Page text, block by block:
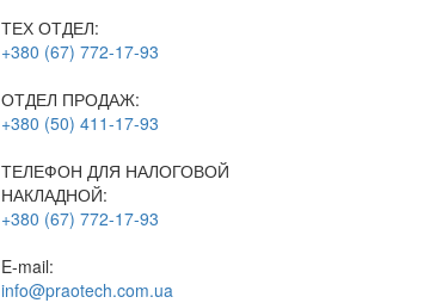
ТЕХ ОТДЕЛ:
+380 (67) 772-17-93
ОТДЕЛ ПРОДАЖ:
+380 (50) 411-17-93
ТЕЛЕФОН ДЛЯ НАЛОГОВОЙ
НАКЛАДНОЙ:
+380 (67) 772-17-93
E-mail:
info@praotech.com.ua